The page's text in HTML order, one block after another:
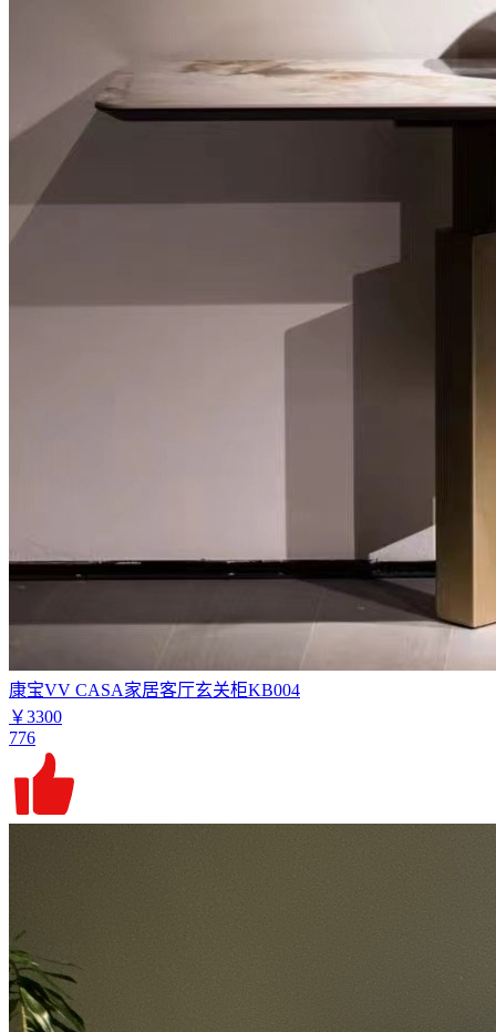
康宝VV CASA家居客厅玄关柜KB004
￥3300
776